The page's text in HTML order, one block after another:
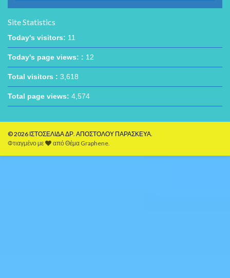
Site Statistics
Today's visitors: 11
Today's page views: : 12
Total visitors : 3,618
Total page views: 4,574
© 2026 ΙΣΤΟΣΕΛΙΔΑ ΔΡ. ΑΠΟΣΤΟΛΟΥ ΠΑΡΑΣΚΕΥΑ.
Φτιαγμένο με
απόΘέμα Graphene.